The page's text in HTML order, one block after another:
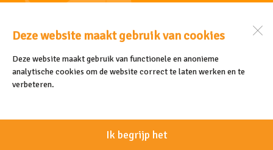
Deze website maakt gebruik van cookies
Deze website maakt gebruik van functionele en anonieme
analytische cookies om de website correct te laten werken en te
verbeteren.
Ik begrijp het